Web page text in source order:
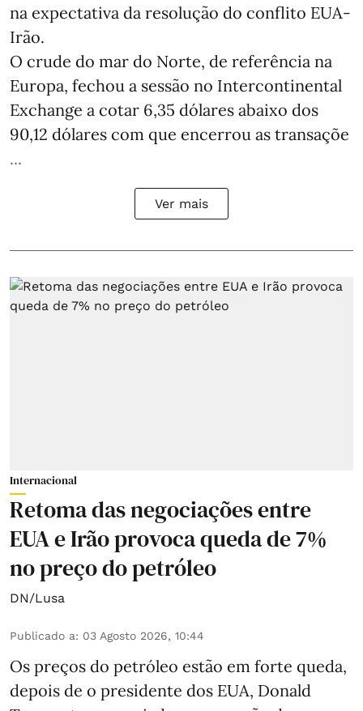
na expectativa da resolução do conflito EUA-
Irão.
O crude do mar do Norte, de referência na
Europa, fechou a sessão no Intercontinental
Exchange a cotar 6,35 dólares abaixo dos
90,12 dólares com que encerrou as transaçõe
...
Ver mais
Internacional
Retoma das negociações entre
EUA e Irão provoca queda de 7%
no preço do petróleo
DN/Lusa
Publicado a: 03 Agosto 2026, 10:44
Os preços do petróleo estão em forte queda,
depois de o presidente dos EUA, Donald